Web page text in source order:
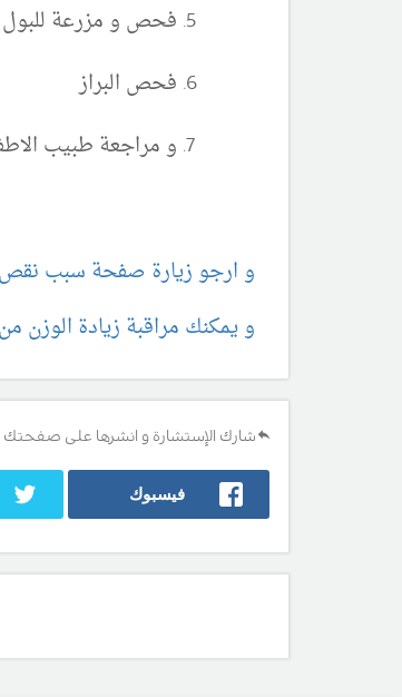
فحص و مزرعة للبول
فحص البراز
و مراجعة طبيب
و ارجو زيارة صفحة سبب نقص
و يمكنك مراقبة زيادة الوزن
شارك الإستشارة و انشرها على صفحتك
فيسبوك